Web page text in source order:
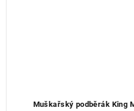
Muškařský podběrák King